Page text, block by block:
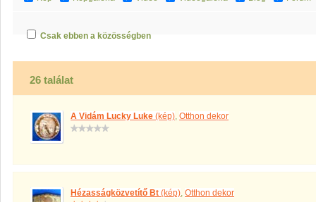
Csak ebben a közösségben
26 találat
A Vidám Lucky Luke (kép), Otthon dekor
Hézasságközvetítő Bt (kép), Otthon dekor